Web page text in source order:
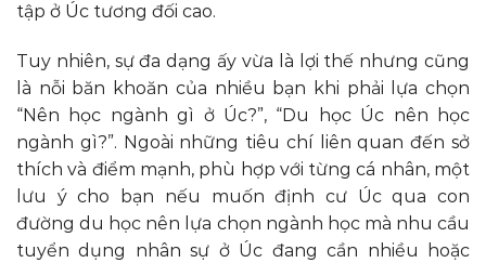
tập ở Úc tương đối cao.
Tuy nhiên, sự đa dạng ấy vừa là lợi thế nhưng cũng
là nỗi băn khoăn của nhiều bạn khi phải lựa chọn
“Nên học ngành gì ở Úc?”, “Du học Úc nên học
ngành gì?”. Ngoài những tiêu chí liên quan đến sở
thích và điểm mạnh, phù hợp với từng cá nhân, một
lưu ý cho bạn nếu muốn định cư Úc qua con
đường du học nên lựa chọn ngành học mà nhu cầu
tuyển dụng nhân sự ở Úc đang cần nhiều hoặc